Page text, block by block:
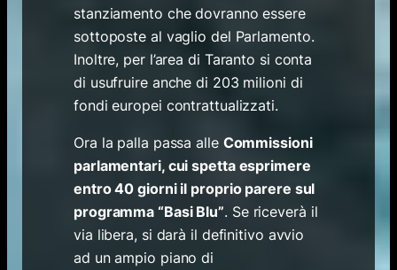
stanziamento che dovranno essere
sottoposte al vaglio del Parlamento.
Inoltre, per l’area di Taranto si conta
di usufruire anche di 203 milioni di
fondi europei contrattualizzati.
Ora la palla passa alle Commissioni
parlamentari, cui spetta esprimere
entro 40 giorni il proprio parere sul
programma “Basi Blu”. Se riceverà il
via libera, si darà il definitivo avvio
ad un ampio piano di